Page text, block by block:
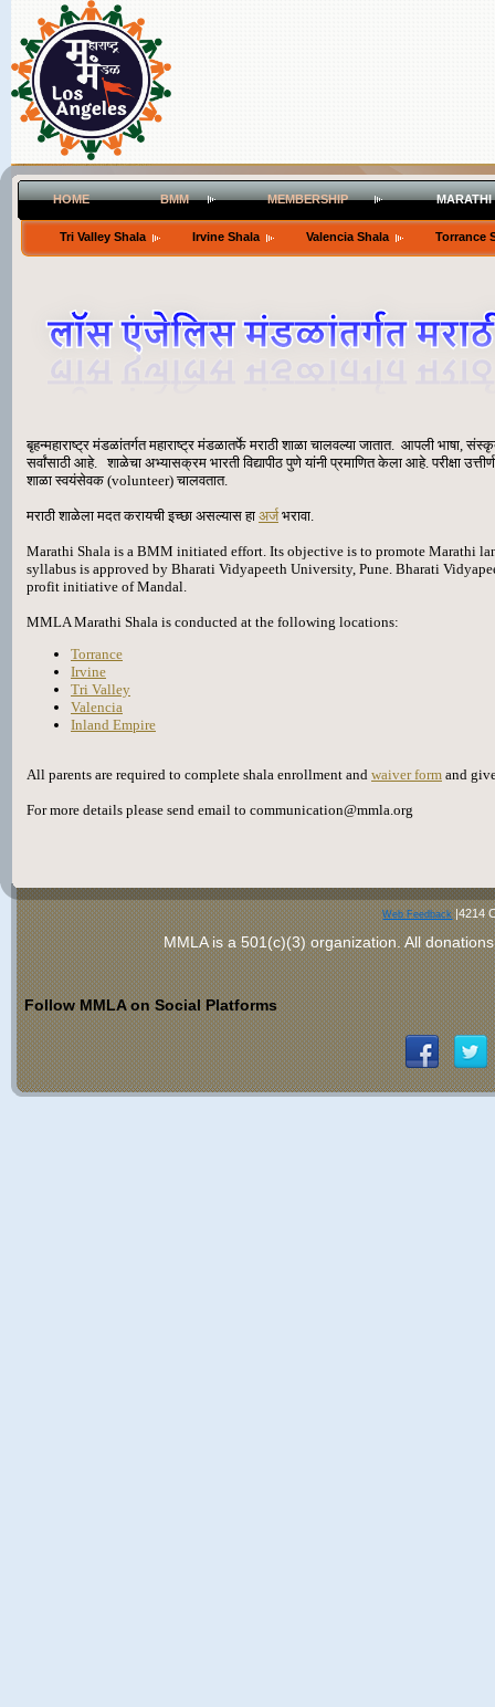
HOME BMM MEMBERSHIP
Tri Valley Shala Irvine Shala Valencia Shala Torrance
बृहन्महाराष्ट्र मंडळांतर्गत महाराष्ट्र मंडळातर्फे मराठी शाळा चालवल्या जातात. आपली भाषा,
सर्वांसाठी आहे. शाळेचा अभ्यासक्रम भारती विद्यापीठ पुणे यांनी प्रमाणित केला आहे. परीक्षा
शाळा स्वयंसेवक (volunteer) चालवतात.
मराठी शाळेला मदत करायची इच्छा असल्यास हा अर्जभरावा.
Marathi Shala is a BMM initiated effort. Its objective is to promote Marathi
syllabus is approved by Bharati Vidyapeeth University, Pune. Bharati
profit initiative of Mandal.
MMLA Marathi Shala is conducted at the following locations:
Torrance
Irvine
Tri Valley
Valencia
Inland Empire
All parents are required to complete shala enrollment and waiver form and
For more details please send email to communication@mmla.org
Web Feedback|4214
MMLA is a 501(c)(3) organization. All
Follow MMLA on Social Platforms